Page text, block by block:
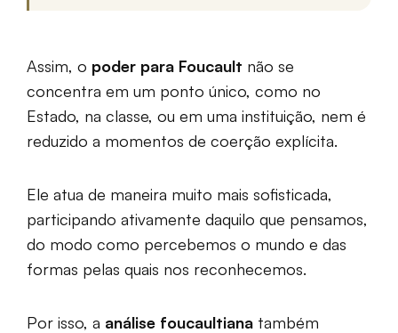
Assim, o poder para Foucault não se
concentra em um ponto único, como no
Estado, na classe, ou em uma instituição, nem é
reduzido a momentos de coerção explícita.
Ele atua de maneira muito mais sofisticada,
participando ativamente daquilo que pensamos,
do modo como percebemos o mundo e das
formas pelas quais nos reconhecemos.
Por isso, a análise foucaultiana também